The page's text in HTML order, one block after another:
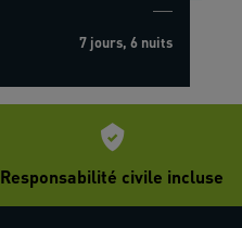
7 jours, 6 nuits
Responsabilité civile incluse